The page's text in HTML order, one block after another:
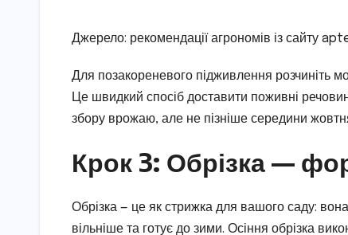
Джерело: рекомендації агрономів із сайту
Для позакореневого підживлення розчиніть
Це швидкий спосіб доставити поживні
збору врожаю, але не пізніше середини
Крок 3: Обрізка —
Обрізка — це як стрижка для вашого саду:
вільніше та готує до зими. Осіння обрізка